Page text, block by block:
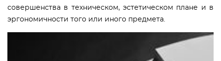
совершенства в техническом, эстетическом плане и в
эргономичности того или иного предмета.